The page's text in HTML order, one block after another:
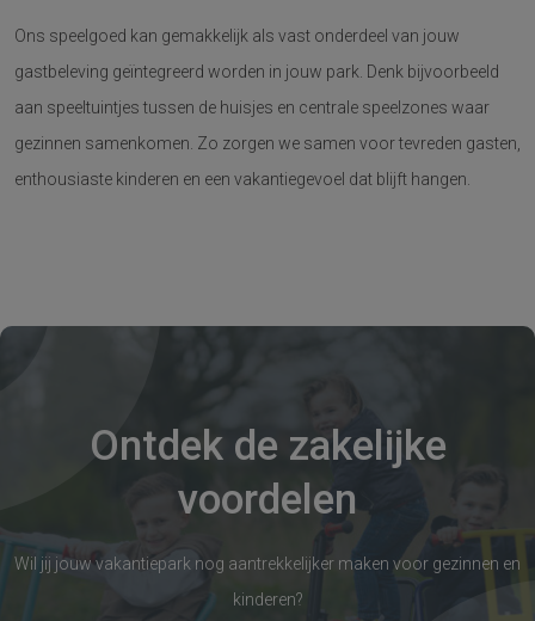
Ons speelgoed kan gemakkelijk als vast onderdeel van jouw
gastbeleving geïntegreerd worden in jouw park. Denk bijvoorbeeld
aan speeltuintjes tussen de huisjes en centrale speelzones waar
gezinnen samenkomen. Zo zorgen we samen voor tevreden gasten,
enthousiaste kinderen en een vakantiegevoel dat blijft hangen.
Ontdek de zakelijke
voordelen
Wil jij jouw vakantiepark nog aantrekkelijker maken voor gezinnen en
kinderen?